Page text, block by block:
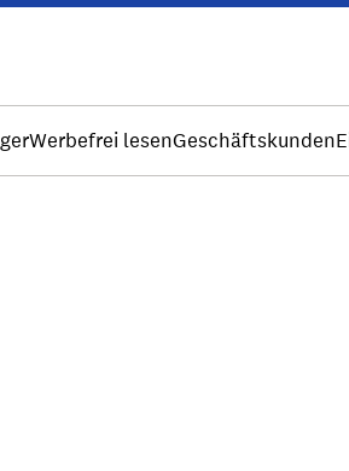
Werbefrei lesenGeschäftskunden